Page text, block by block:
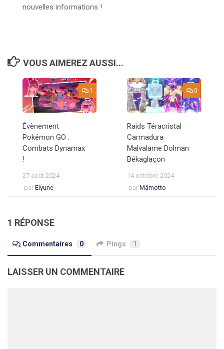
nouvelles informations !
VOUS AIMEREZ AUSSI...
1
Évènement
Pokémon GO :
Combats Dynamax
!
27 août 2024
par Eiyune
0
Raids Téracristal
Carmadura
Malvalame Dolman
Békaglaçon
14 octobre 2024
par Mâmotto
1 RÉPONSE
Commentaires 0 Pings 1
LAISSER UN COMMENTAIRE